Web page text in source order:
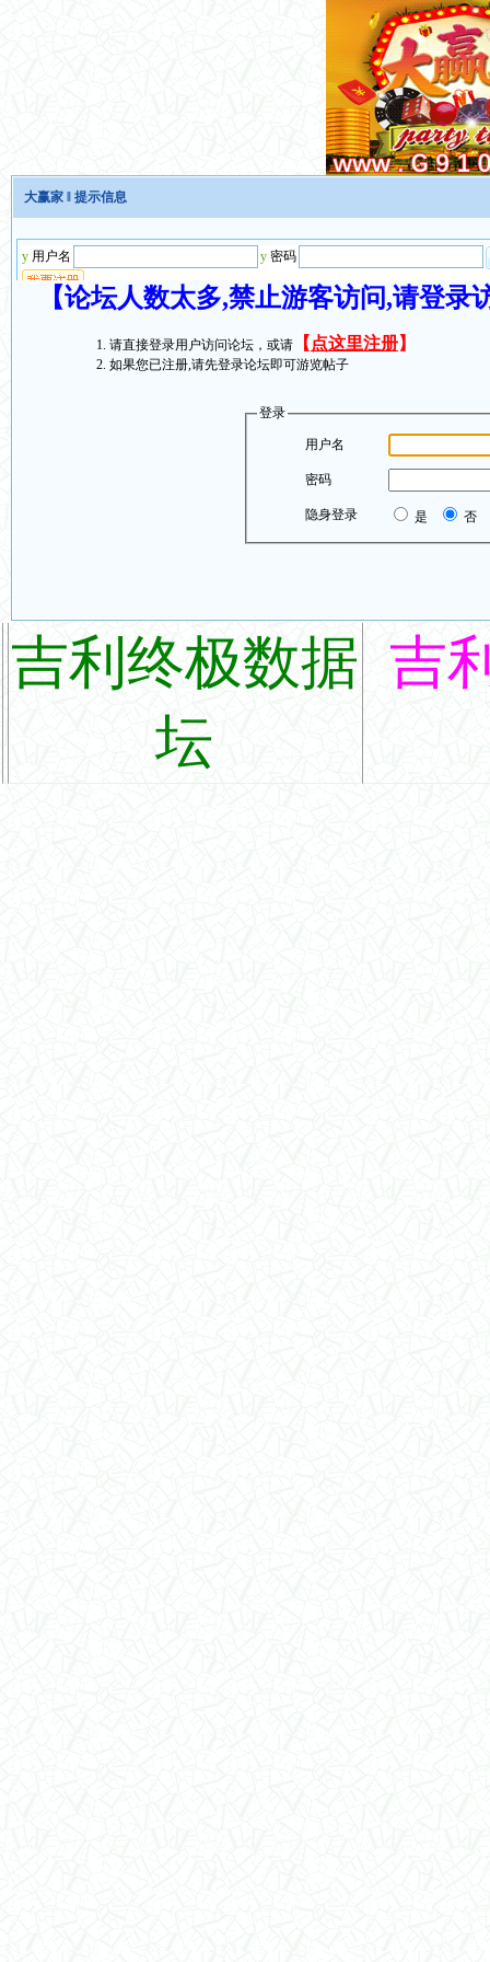
大赢家 ‖ 提示信息
【论坛人数太多,禁止游客访问,请登
请直接登录用户访问论坛，或请 【 点这里注册】
如果您已注册,请先登录论坛即可游览帖子
登录
用户名
密码
隐身登录 是 否
吉利终极数据
坛
吉